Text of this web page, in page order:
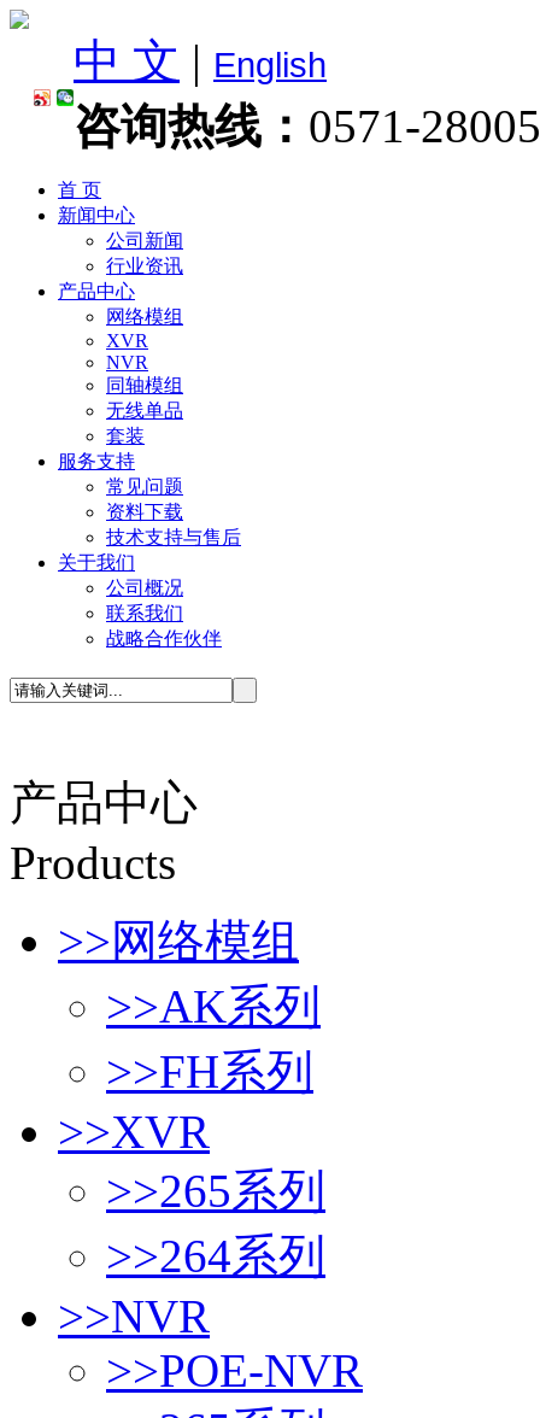
中 文 | English
咨询热线： 0571-
首 页
新闻中心
公司新闻
行业资讯
产品中心
网络模组
XVR
NVR
同轴模组
无线单品
套装
服务支持
常见问题
资料下载
技术支持与售后
关于我们
公司概况
联系我们
战略合作伙伴
产品中心
Products
>>网络模组
>>AK系列
>>FH系列
>>XVR
>>265系列
>>264系列
>>NVR
>>POE-NVR